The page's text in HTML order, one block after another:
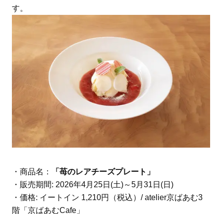
す。
・商品名：
「苺のレアチーズプレート」
・販売期間: 2026年4月25日(土)～5月31日(日)
・価格: イートイン 1,210円（税込）/ atelier京ばあむ3
階「京ばあむCafe」